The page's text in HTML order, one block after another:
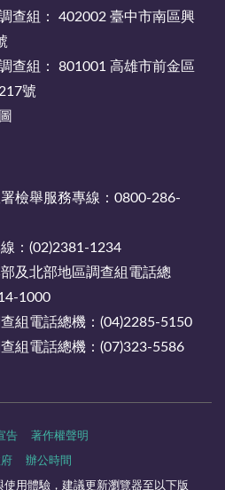
查組： 402002 臺中市南區興
查組： 801001 高雄市前金區
號
檢舉服務專線：0800-286-
：(02)2381-1234
及北部地區調查組電話總
1000
組電話總機：(04)2285-5150
組電話總機：(07)323-5586
告 著作權聲明
辦公時間
用體驗，建議更新瀏覽器至以下版